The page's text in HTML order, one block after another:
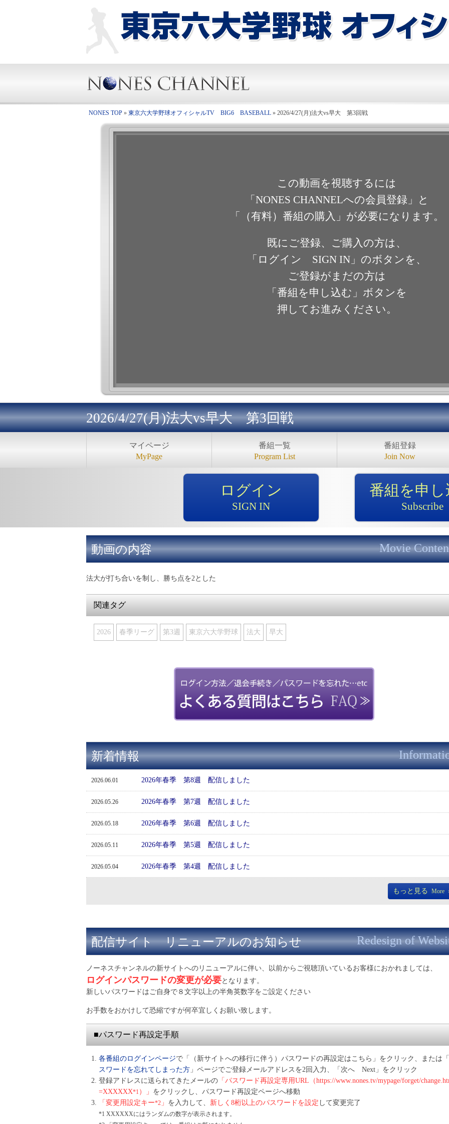
NONES TOP » 東京六大学野球オフィシャルTV BIG6 BASEBALL » 2026/4/27(月)法大vs早大 第3回戦
この動画を視聴するには
「NONES CHANNELへの会員登録」と
「（有料）番組の購入」が必要になります。
既にご登録、ご購入の方は、
「ログイン SIGN IN」のボタンを、
ご登録がまだの方は
「番組を申し込む」ボタンを
押してお進みください。
2026/4/27(月)法大vs早大 第3回戦
マイページ
MyPage
番組一覧
Program List
番組登録
Join Now
ログイン
SIGN IN
番組を申
Subscribe
動画の内容 Movie
法大が打ち合いを制し、勝ち点を2とした
関連タグ
2026 春季リーグ 第3週 東京六大学野球 法大 早大
新着情報
2026.06.01 2026年春季 第8週 配信しました
2026.05.26 2026年春季 第7週 配信しました
2026.05.18 2026年春季 第6週 配信しました
2026.05.11 2026年春季 第5週 配信しました
2026.05.04 2026年春季 第4週 配信しました
もっと見る More
配信サイト リニューアルのお知らせ Redesign of
ノーネスチャンネルの新サイトへのリニューアルに伴い、以前からご視聴頂いているお客様におかれましては、
ログインパスワードの変更が必要となります。
新しいパスワードはご自身で８文字以上の半角英数字をご設定ください
お手数をおかけして恐縮ですが何卒宜しくお願い致します。
■パスワード再設定手順
各番組のログインページで「（新サイトへの移行に伴う）パスワードの再設定はこちら」をクリック、または「
スワードを忘れてしまった方 」ページでご登録メールアドレスを2回入力、「次へ Next」をクリック
登録アドレスに送られてきたメールの 「パスワード再設定専用URL（https://www.nones.tv/mypage/forget/
=XXXXXX*1 ）」 をクリックし、パスワード再設定ページへ移動
「変更用設定キー*2 」 を入力して、 新しく8桁以上のパスワードを設定 して変更完了
*1 XXXXXXにはランダムの数字が表示されます。